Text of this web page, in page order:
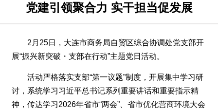
党建引领聚合力 实干担当促发展
2月25日，大连市商务局自贸区综合协调处党支部开
展“振兴新突破・支部在行动”主题党日活动。
活动严格落实支部“第一议题”制度，开展集中学习研
讨，系统学习习近平总书记系列重要讲话和重要指示精
神，传达学习2026年省市“两会”、省市优化营商环境大会